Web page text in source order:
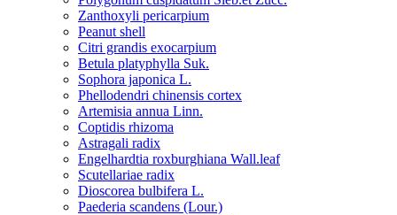
Zanthoxyli pericarpium
Peanut shell
Citri grandis exocarpium
Betula platyphylla Suk.
Sophora japonica L.
Phellodendri chinensis cortex
Artemisia annua Linn.
Coptidis rhizoma
Astragali radix
Engelhardtia roxburghiana Wall.leaf
Scutellariae radix
Dioscorea bulbifera L.
Paederia scandens (Lour.)